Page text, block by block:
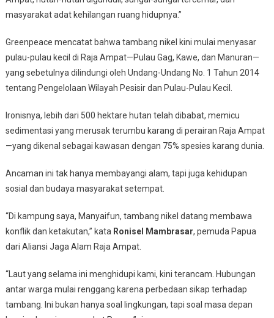
masyarakat adat kehilangan ruang hidupnya.”
Greenpeace mencatat bahwa tambang nikel kini mulai menyasar
pulau-pulau kecil di Raja Ampat—Pulau Gag, Kawe, dan Manuran—
yang sebetulnya dilindungi oleh Undang-Undang No. 1 Tahun 2014
tentang Pengelolaan Wilayah Pesisir dan Pulau-Pulau Kecil.
Ironisnya, lebih dari 500 hektare hutan telah dibabat, memicu
sedimentasi yang merusak terumbu karang di perairan Raja Ampat
—yang dikenal sebagai kawasan dengan 75% spesies karang dunia.
Ancaman ini tak hanya membayangi alam, tapi juga kehidupan
sosial dan budaya masyarakat setempat.
“Di kampung saya, Manyaifun, tambang nikel datang membawa
konflik dan ketakutan,” kata Ronisel Mambrasar, pemuda Papua
dari Aliansi Jaga Alam Raja Ampat.
“Laut yang selama ini menghidupi kami, kini terancam. Hubungan
antar warga mulai renggang karena perbedaan sikap terhadap
tambang. Ini bukan hanya soal lingkungan, tapi soal masa depan